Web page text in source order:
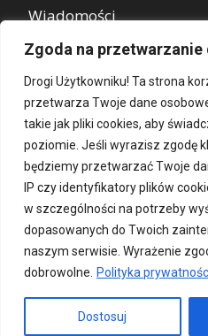
Zgoda na przetwarzanie
Drogi Użytkowniku! Ta strona
przetwarza Twoje dane
takie jak pliki cookies, aby
poziomie. Jeśli wyrazisz zgodę
będziemy przetwarzać Twoje
IP czy identyfikatory plików
w szczególności na potrzeby
dopasowanych do Twoich
naszym serwisie. Wyrażenie
dobrowolne.
Polityka
Dostosuj
Wiadomości
REKLAMA
Kontakt O nas Patronat medialny